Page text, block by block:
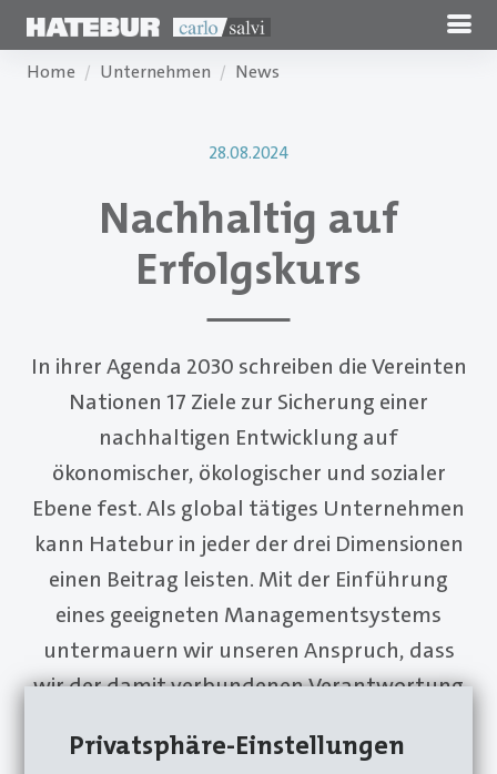
Privatsphäre-Einstellungen
Home Unternehmen News
28.08.2024
Nachhaltig auf
Erfolgskurs
In ihrer Agenda 2030 schreiben die Vereinten
Nationen 17 Ziele zur Sicherung einer
nachhaltigen Entwicklung auf
ökonomischer, ökologischer und sozialer
Ebene fest. Als global tätiges Unternehmen
kann Hatebur in jeder der drei Dimensionen
einen Beitrag leisten. Mit der Einführung
eines geeigneten Managementsystems
untermauern wir unseren Anspruch, dass
wir der damit verbundenen Verantwortung